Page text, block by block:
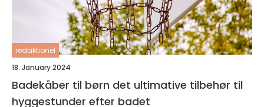
redaktionel
18. January 2024
Badekåber til børn det ultimative tilbehør til
hyggestunder efter badet